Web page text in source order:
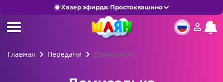
Хәзер эфирда: Простоквашино
Главная Передачи Домисолька